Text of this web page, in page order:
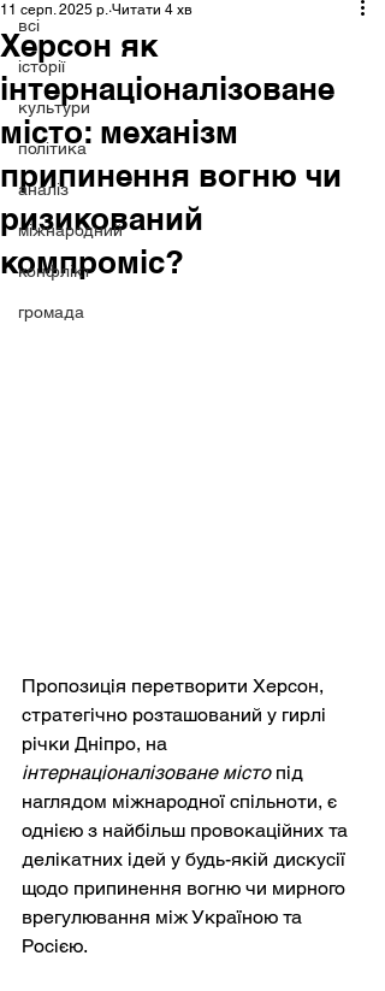
всі
історії
культури
політика
аналіз
міжнародний
конфлікт
громада
Херсон як
інтернаціоналізоване
місто: механізм
припинення вогню чи
ризикований
компроміс?
11 серп. 2025 р. Читати 4 хв
Пропозиція перетворити Херсон,
стратегічно розташований у гирлі
річки Дніпро, на
інтернаціоналізоване місто під
наглядом міжнародної спільноти, є
однією з найбільш провокаційних та
делікатних ідей у будь-якій дискусії
щодо припинення вогню чи мирного
врегулювання між Україною та
Росією.